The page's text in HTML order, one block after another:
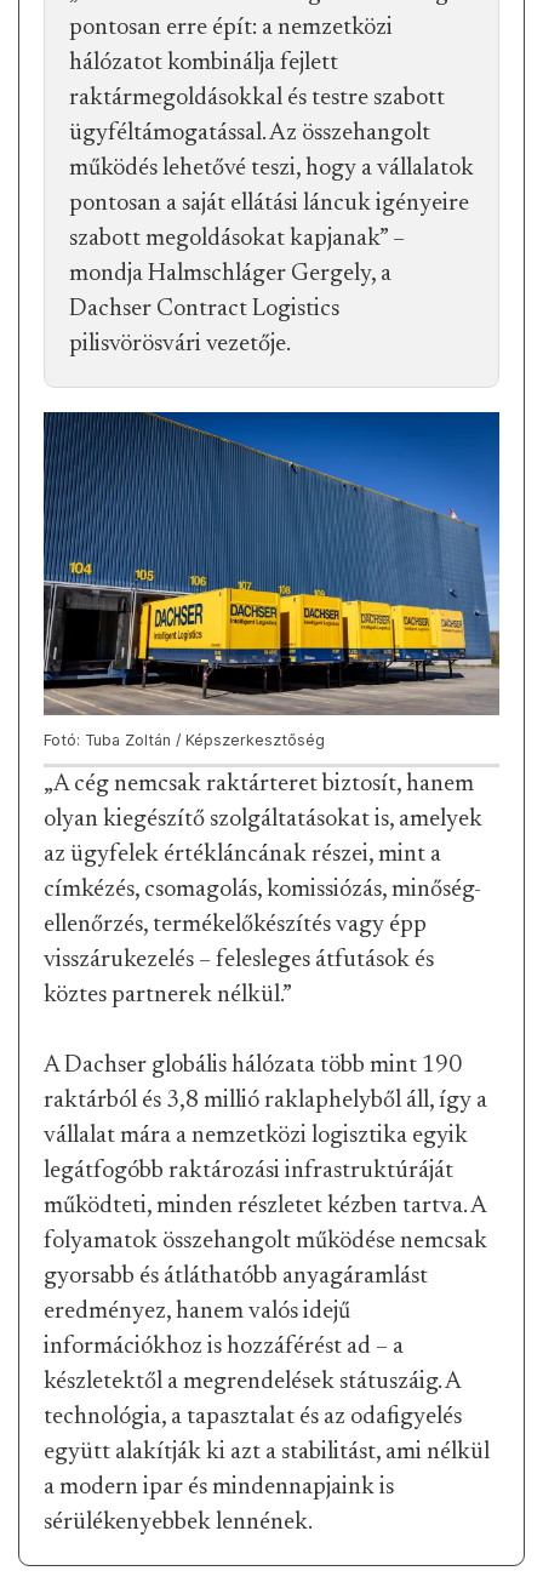
pontosan erre épít: a nemzetközi
hálózatot kombinálja fejlett
raktármegoldásokkal és testre szabott
ügyféltámogatással. Az összehangolt
működés lehetővé teszi, hogy a vállalatok
pontosan a saját ellátási láncuk igényeire
szabott megoldásokat kapjanak” –
mondja Halmschláger Gergely, a
Dachser Contract Logistics
pilisvörösvári vezetője.
Fotó: Tuba Zoltán / Képszerkesztőség
„A cég nemcsak raktárteret biztosít, hanem
olyan kiegészítő szolgáltatásokat is, amelyek
az ügyfelek értékláncának részei, mint a
címkézés, csomagolás, komissiózás, minőség-
ellenőrzés, termékelőkészítés vagy épp
visszárukezelés – felesleges átfutások és
köztes partnerek nélkül.”
A Dachser globális hálózata több mint 190
raktárból és 3,8 millió raklaphelyből áll, így a
vállalat mára a nemzetközi logisztika egyik
legátfogóbb raktározási infrastruktúráját
működteti, minden részletet kézben tartva. A
folyamatok összehangolt működése nemcsak
gyorsabb és átláthatóbb anyagáramlást
eredményez, hanem valós idejű
információkhoz is hozzáférést ad – a
készletektől a megrendelések státuszáig. A
technológia, a tapasztalat és az odafigyelés
együtt alakítják ki azt a stabilitást, ami nélkül
a modern ipar és mindennapjaink is
sérülékenyebbek lennének.